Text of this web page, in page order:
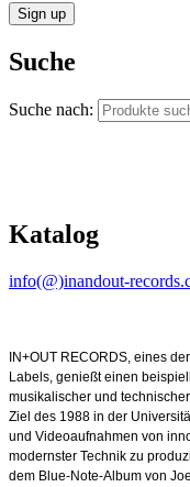
Suche
Suche nach:
Katalog
info(@)inandout-
IN+OUT RECORDS, eines
Labels, genießt einen
musikalischer und
Ziel des 1988 in der
und Videoaufnahmen von
modernster Technik zu
dem Blue-Note-Album von